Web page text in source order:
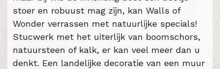
stoer en robuust mag zijn, kan Walls of
Wonder verrassen met natuurlijke specials!
Stucwerk met het uiterlijk van boomschors,
natuursteen of kalk, er kan veel meer dan u
denkt. Een landelijke decoratie van een muur